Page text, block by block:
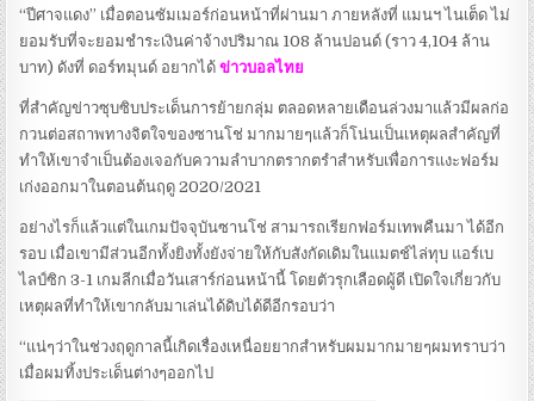
“ปีศาจแดง” เมื่อตอนซัมเมอร์ก่อนหน้าที่ผ่านมา ภายหลังที่ แมนฯ ไนเต็ด ไม่
ยอมรับที่จะยอมชำระเงินค่าจ้างปริมาณ 108 ล้านปอนด์ (ราว 4,104 ล้าน
บาท) ดังที่ ดอร์ทมุนด์ อยากได้ข่าวบอลไทย
ที่สำคัญข่าวซุบซิบประเด็นการย้ายกลุ่ม ตลอดหลายเดือนล่วงมาแล้วมีผลก่อ
กวนต่อสถาพทางจิตใจของซานโช่ มากมายๆแล้วก็โน่นเป็นเหตุผลสำคัญที่
ทำให้เขาจำเป็นต้องเจอกับความลำบากตรากตรำสำหรับเพื่อการแงะฟอร์ม
เก่งออกมาในตอนต้นฤดู 2020/2021
อย่างไรก็แล้วแต่ในเกมปัจจุบันซานโช่ สามารถเรียกฟอร์มเทพคืนมา ได้อีก
รอบ เมื่อเขามีส่วนอีกทั้งยิงทั้งยังจ่ายให้กับสังกัดเดิมในแมตช์ไล่ทุบ แอร์เบ
ไลป์ซิก 3-1 เกมลีกเมื่อวันเสาร์ก่อนหน้านี้ โดยตัวรุกเลือดผู้ดี เปิดใจเกี่ยวกับ
เหตุผลที่ทำให้เขากลับมาเล่นได้ดิบได้ดีอีกรอบว่า
“แน่ๆว่าในช่วงฤดูกาลนี้เกิดเรื่องเหนื่อยยากสำหรับผมมากมายๆผมทราบว่า
เมื่อผมทิ้งประเด็นต่างๆออกไป